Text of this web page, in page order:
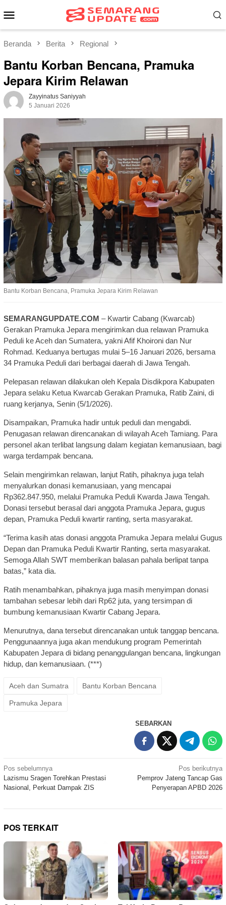
ke
Mobile
Beranda Berita Regional
Bantu Korban Bencana, Pramuka
Jepara Kirim Relawan
Zayyinatus Saniyyah
5 Januari 2026
Bantu Korban Bencana, Pramuka Jepara Kirim Relawan
SEMARANGUPDATE.COM – Kwartir Cabang (Kwarcab)
Gerakan Pramuka Jepara mengirimkan dua relawan Pramuka
Peduli ke Aceh dan Sumatera, yakni Afif Khoironi dan Nur
Rohmad. Keduanya bertugas mulai 5–16 Januari 2026, bersama
34 Pramuka Peduli dari berbagai daerah di Jawa Tengah.
Pelepasan relawan dilakukan oleh Kepala Disdikpora Kabupaten
Jepara selaku Ketua Kwarcab Gerakan Pramuka, Ratib Zaini, di
ruang kerjanya, Senin (5/1/2026).
Disampaikan, Pramuka hadir untuk peduli dan mengabdi.
Penugasan relawan direncanakan di wilayah Aceh Tamiang. Para
personel akan terlibat langsung dalam kegiatan kemanusiaan, bagi
warga terdampak bencana.
Selain mengirimkan relawan, lanjut Ratih, pihaknya juga telah
menyalurkan donasi kemanusiaan, yang mencapai
Rp362.847.950, melalui Pramuka Peduli Kwarda Jawa Tengah.
Donasi tersebut berasal dari anggota Pramuka Jepara, gugus
depan, Pramuka Peduli kwartir ranting, serta masyarakat.
“Terima kasih atas donasi anggota Pramuka Jepara melalui Gugus
Depan dan Pramuka Peduli Kwartir Ranting, serta masyarakat.
Semoga Allah SWT memberikan balasan pahala berlipat tanpa
batas,” kata dia.
Ratih menambahkan, pihaknya juga masih menyimpan donasi
tambahan sebesar lebih dari Rp62 juta, yang tersimpan di
bumbung kemanusiaan Kwartir Cabang Jepara.
Menurutnya, dana tersebut direncanakan untuk tanggap bencana.
Penggunaannya juga akan mendukung program Pemerintah
Kabupaten Jepara di bidang penanggulangan bencana, lingkungan
hidup, dan kemanusiaan. (***)
Aceh dan Sumatra Bantu Korban Bencana
Pramuka Jepara
SEBARKAN
Navigasi
pos
Pos sebelumnya
Lazismu Sragen Torehkan Prestasi
Nasional, Perkuat Dampak ZIS
Pos berikutnya
Pemprov Jateng Tancap Gas
Penyerapan APBD 2026
POS TERKAIT